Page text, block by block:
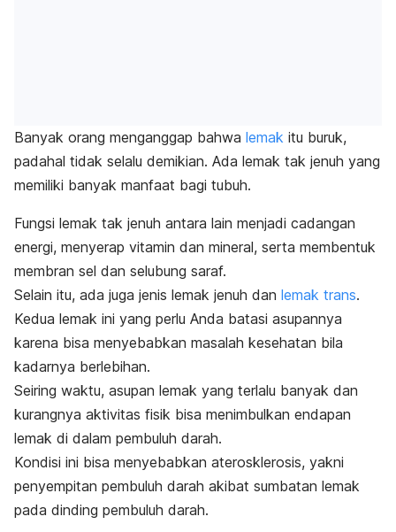
Banyak orang menganggap bahwa lemak itu buruk,
padahal tidak selalu demikian. Ada lemak tak jenuh yang
memiliki banyak manfaat bagi tubuh.
Fungsi lemak tak jenuh antara lain menjadi cadangan
energi, menyerap vitamin dan mineral, serta membentuk
membran sel dan selubung saraf.
Selain itu, ada juga jenis lemak jenuh dan lemak trans.
Kedua lemak ini yang perlu Anda batasi asupannya
karena bisa menyebabkan masalah kesehatan bila
kadarnya berlebihan.
Seiring waktu, asupan lemak yang terlalu banyak dan
kurangnya aktivitas fisik bisa menimbulkan endapan
lemak di dalam pembuluh darah.
Kondisi ini bisa menyebabkan aterosklerosis, yakni
penyempitan pembuluh darah akibat sumbatan lemak
pada dinding pembuluh darah.